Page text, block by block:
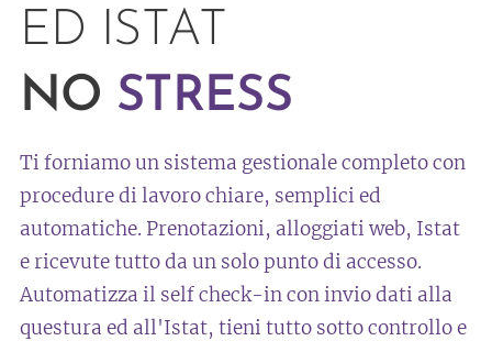
ED ISTAT
NO STRESS
Ti forniamo un sistema gestionale completo con
procedure di lavoro chiare, semplici ed
automatiche. Prenotazioni, alloggiati web, Istat
e ricevute tutto da un solo punto di accesso.
Automatizza il self check-in con invio dati alla
questura ed all'Istat, tieni tutto sotto controllo e